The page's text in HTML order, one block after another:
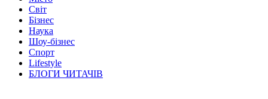
Світ
Бізнес
Наука
Шоу-бізнес
Спорт
Lifestyle
БЛОГИ ЧИТАЧІВ